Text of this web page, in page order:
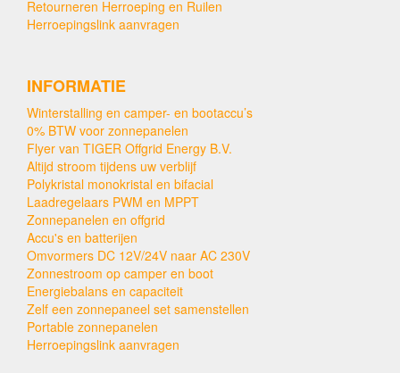
Retourneren Herroeping en Ruilen
Herroepingslink aanvragen
INFORMATIE
Winterstalling en camper- en bootaccu’s
0% BTW voor zonnepanelen
Flyer van TIGER Offgrid Energy B.V.
Altijd stroom tijdens uw verblijf
Polykristal monokristal en bifacial
Laadregelaars PWM en MPPT
Zonnepanelen en offgrid
Accu's en batterijen
Omvormers DC 12V/24V naar AC 230V
Zonnestroom op camper en boot
Energiebalans en capaciteit
Zelf een zonnepaneel set samenstellen
Portable zonnepanelen
Herroepingslink aanvragen